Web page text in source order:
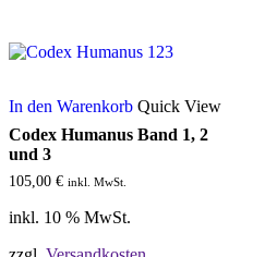
In den Warenkorb Quick View
Codex Humanus Band 1, 2
und 3
105,00 € inkl. MwSt.
inkl. 10 % MwSt.